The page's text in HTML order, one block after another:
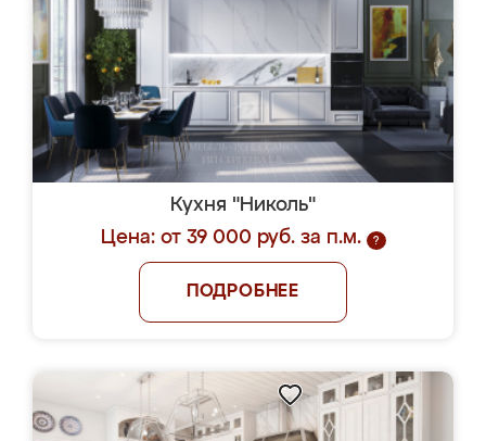
Кухня "Николь"
Цена: от 39 000 руб. за п.м.
?
ПОДРОБНЕЕ